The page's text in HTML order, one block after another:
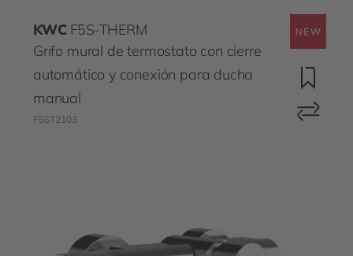
KWC F5S-THERM
Grifo mural de termostato con cierre
automático y conexión para ducha
manual
F5ST2103